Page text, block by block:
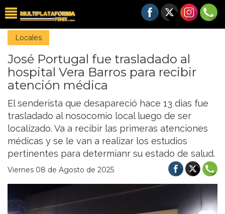
Locales
José Portugal fue trasladado al
hospital Vera Barros para recibir
atención médica
El senderista que desapareció hace 13 dias fue
trasladado al nosocomio local luego de ser
localizado. Va a recibir las primeras atenciones
médicas y se le van a realizar los estudios
pertinentes para determianr su estado de salud.
Viernes 08 de Agosto de 2025